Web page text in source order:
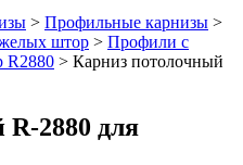
> Профильные карнизы >
штор > Профили с
R2880 > Карниз потолочный
2880 для